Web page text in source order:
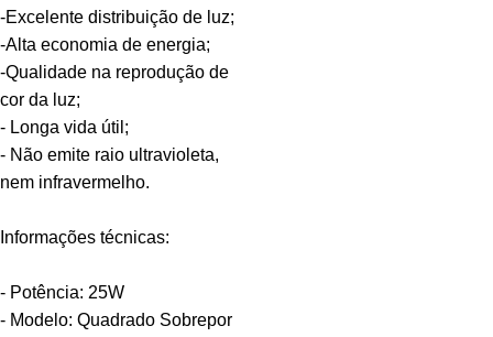
-Excelente distribuição de luz;
-Alta economia de energia;
-Qualidade na reprodução de
cor da luz;
- Longa vida útil;
- Não emite raio ultravioleta,
nem infravermelho.
Informações técnicas:
- Potência: 25W
- Modelo: Quadrado Sobrepor